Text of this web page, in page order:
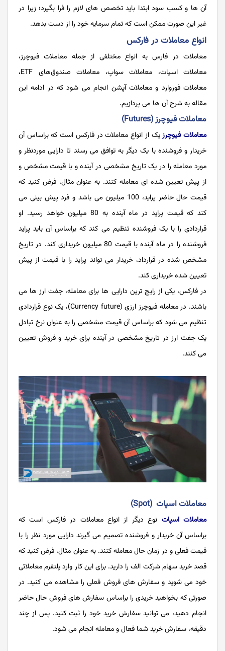
آن ها و کسب سود ابتدا باید تخصص های لازم را فرا بگیرد؛ زیرا در
غیر این صورت ممکن است که تمام سرمایه خود را از دست بدهد.
انواع معاملات در فارکس
معاملات در فارس به انواع مختلفی از جمله معاملات فیوچرز،
معاملات اسپات، معاملات سواپ، معاملات صندوق‌های ETF،
معاملات فوروارد و معاملات آپشن انجام می شود که در ادامه این
مقاله به شرح آن ها می پردازیم.
معاملات فیوچرز (Futures)
معاملات فیوچرزیک از انواع معاملات در فارکس است که براساس آن
خریدار و فروشنده با یک دیگر به توافق می رسند تا دارایی موردنظر و
مورد معامله را در یک تاریخ مشخصی در آینده و با قیمت مشخص و
از پیش تعیین شده ای معامله کنند. به عنوان مثال، فرض کنید که
قیمت حال حاضر پراید، 100 میلیون می باشد و فرد پیش بینی می
کند که قیمت پراید در ماه آینده به 80 میلیون خواهد رسید. او
قراردادی را با یک فروشنده تنظیم می کند که براساس آن باید پراید
فروشنده را در ماه آینده با قیمت 80 میلیون خریداری کند. در تاریخ
مشخص شده در قرارداد، خریدار می تواند پراید را با قیمت از پیش
تعیین شده خریداری کند.
در فارکس، یکی از رایج ترین دارایی ها برای معامله، جفت ارز ها می
باشند. در معامله فیوچرز ارزی (Currency future)، یک نوع قراردادی
تنظیم می شود که براساس آن قیمت مشخصی را به ‌عنوان نرخ تبادل
یک جفت ارز در تاریخ مشخصی در آینده برای خرید و فروش تعیین
می ‌کنند.
معاملات اسپات (Spot)
معاملات اسپات نوع دیگر از انواع معاملات در فارکس است که
براساس آن خریدار و فروشنده تصمیم می گیرند دارایی مورد نظر را با
قیمت فعلی و در زمان حال معامله کنند. به عنوان مثال، فرض کنید که
قصد خرید سهام شرکت الف را دارید. برای این کار وارد پلتفرم معاملاتی
خود می شوید و سفارش های فروش فعلی را مشاهده می کنید. در
صورتی که بخواهید خریدی را براساس سفارش های فروش حال حاضر
انجام دهید، می توانید سفارش خرید خود را ثبت کنید. پس از چند
دقیقه، سفارش خرید شما فعال و معامله انجام می شود.